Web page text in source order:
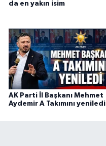
da en yakın isim
AK Parti İl Başkanı Mehmet
Aydemir A Takımını yeniledi